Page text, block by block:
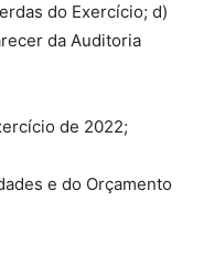
do Exercício; d)
da Auditoria
de 2022;
e do Orçamento